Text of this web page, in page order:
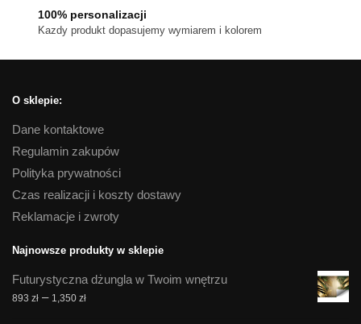
100% personalizacji
Kazdy produkt dopasujemy wymiarem i kolorem
O sklepie:
Dane kontaktowe
Regulamin zakupów
Polityka prywatności
Czas realizacji i koszty dostawy
Reklamacje i zwroty
Najnowsze produkty w sklepie
Futurystyczna dżungla w Twoim wnętrzu
893 zł – 1,350 złZakres